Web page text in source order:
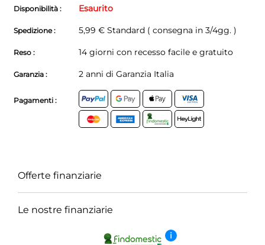
Disponibilità : Esaurito
Spedizione : 5,99 € Standard ( consegna in 3/4gg. )
Reso : 14 giorni con recesso facile e gratuito
Garanzia : 2 anni di Garanzia Italia
Pagamenti :
Offerte finanziarie
Le nostre finanziarie
i